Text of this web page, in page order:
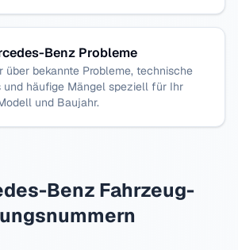
Benz Probleme
über bekannte Probleme, technische
häufige Mängel speziell für Ihr
und Baujahr.
Benz Fahrzeug-